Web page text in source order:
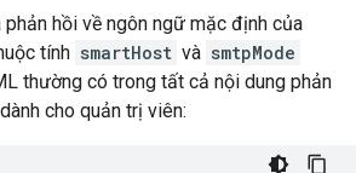
phản hồi về ngôn ngữ mặc định của
tính smartHost và smtpMode
thường có trong tất cả nội dung phản
cho quản trị viên: